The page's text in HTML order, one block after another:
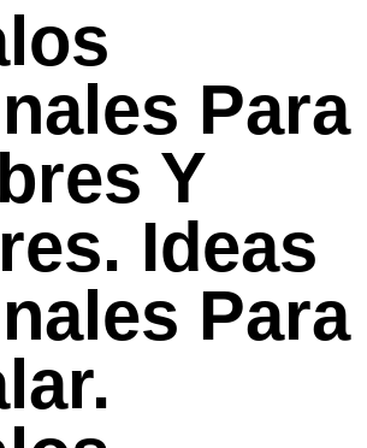
Para
Y
Ideas
Para